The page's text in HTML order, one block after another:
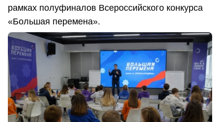
рамках полуфиналов Всероссийского конкурса
«Большая перемена».